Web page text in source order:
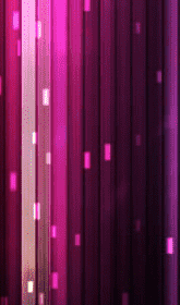
affichées